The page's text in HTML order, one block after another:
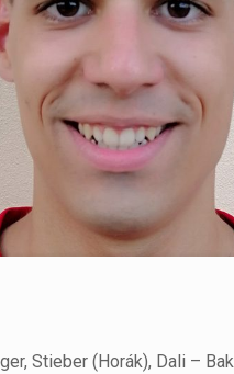
Stieber (Horák), Dali –